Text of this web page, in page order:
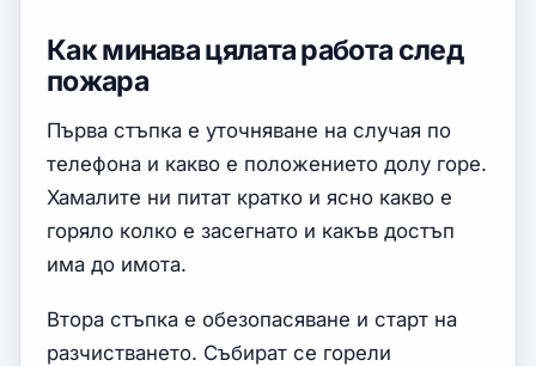
Как минава цялата работа след
пожара
Първа стъпка е уточняване на случая по
телефона и какво е положението долу горе.
Хамалите ни питат кратко и ясно какво е
горяло колко е засегнато и какъв достъп
има до имота.
Втора стъпка е обезопасяване и старт на
разчистването. Събират се горели